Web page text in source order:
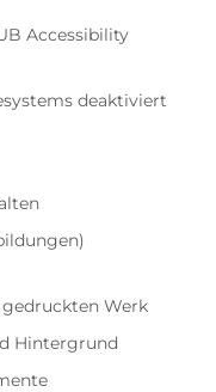
Accessibility
deaktiviert
Werk
Hintergrund